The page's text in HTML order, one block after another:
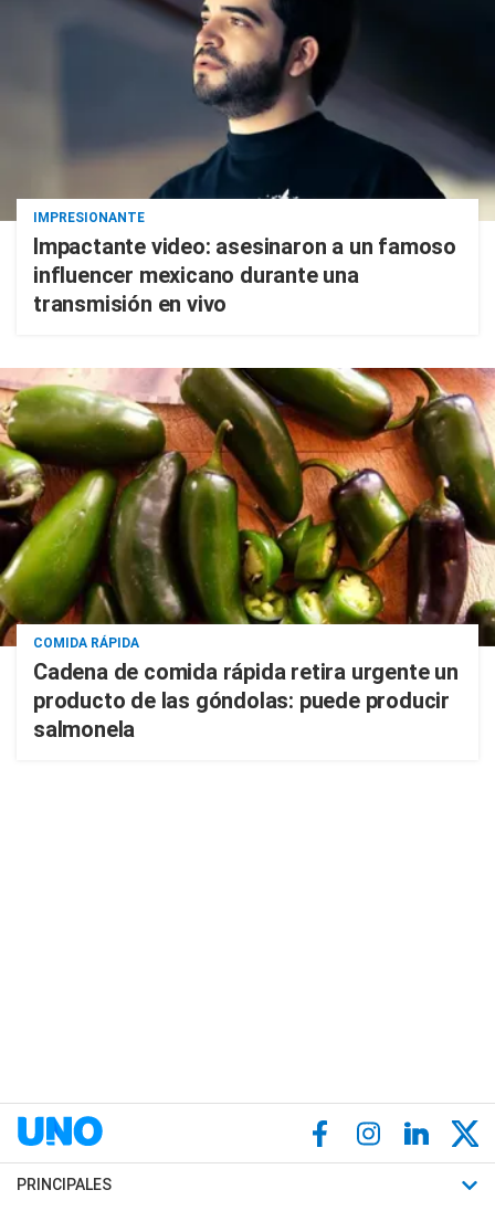
IMPRESIONANTE
Impactante video: asesinaron a un famoso
influencer mexicano durante una
transmisión en vivo
COMIDA RÁPIDA
Cadena de comida rápida retira urgente un
producto de las góndolas: puede producir
salmonela
PRINCIPALES